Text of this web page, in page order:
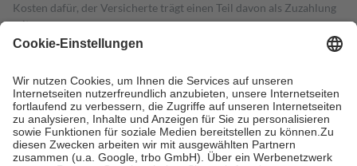
Kosten dafür, der Versicherte trägt einen Teil davon als Zuzahlung
mit.
Grundsätzlich leisten Mitglieder Zuzahlungen in Höhe von zehn
höchstens zehn Euro.
Es sind jedoch nie mehr als die tatsächlichen
Kosten der Leistung zu entrichten.
Diese Regeln gelten grundsätzlich auch für Online-Apotheken.
Bei Heilmitteln und häuslicher Krankenpflege beträgt die
Zuzahlung zehn Prozent der Kosten sowie zehn Euro je
Verordnung.